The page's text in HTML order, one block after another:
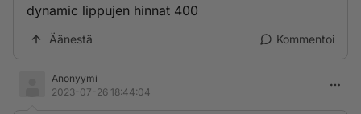
dynamic lippujen hinnat 400
Äänestä Kommentoi
Anonyymi
2023-07-26 18:44:04